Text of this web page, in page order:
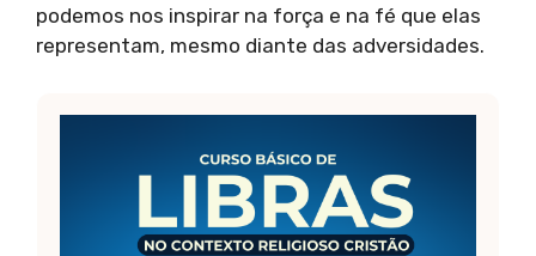
podemos nos inspirar na força e na fé que elas
representam, mesmo diante das adversidades.